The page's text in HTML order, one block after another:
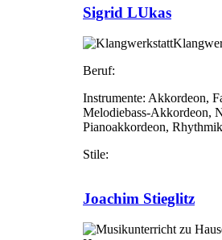
Sigrid LUkas
Beruf:
Instrumente: Akkordeon,
Melodiebass-Akkordeon,
Pianoakkordeon, Rhythmik
Stile:
Joachim Stieglitz